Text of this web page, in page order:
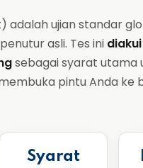
adalah ujian standar
asli. Tes ini
sebagai syarat utama
pintu Anda ke
Syarat